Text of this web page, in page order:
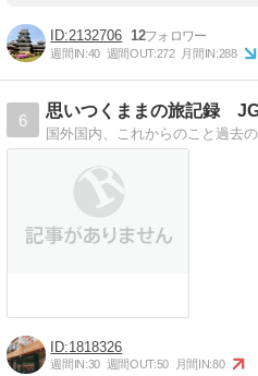
2132706 12
週間IN:40 週間OUT:272 月間IN:288
6
思いつくままの旅記録
1818326
週間IN:30 週間OUT:50 月間IN:80